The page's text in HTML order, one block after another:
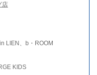
店
LIEN、b・ROOM
KIDS